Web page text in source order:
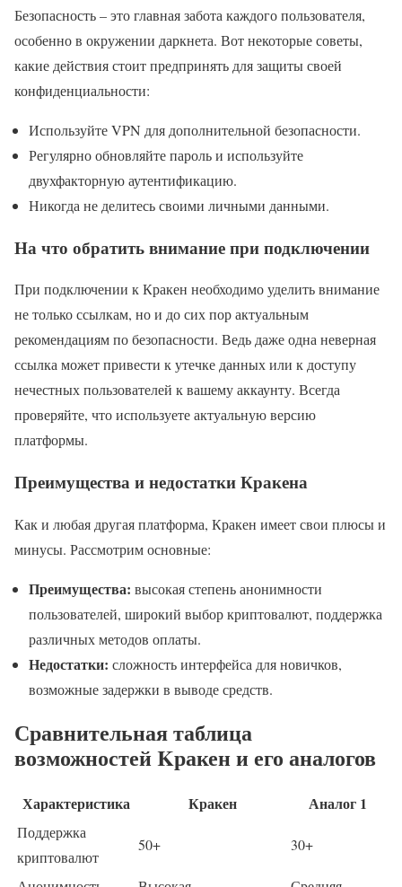
Безопасность – это главная забота каждого пользователя,
особенно в окружении даркнета. Вот некоторые советы,
какие действия стоит предпринять для защиты своей
конфиденциальности:
Используйте VPN для дополнительной безопасности.
Регулярно обновляйте пароль и используйте
двухфакторную аутентификацию.
Никогда не делитесь своими личными данными.
На что обратить внимание при подключении
При подключении к Кракен необходимо уделить внимание
не только ссылкам, но и до сих пор актуальным
рекомендациям по безопасности. Ведь даже одна неверная
ссылка может привести к утечке данных или к доступу
нечестных пользователей к вашему аккаунту. Всегда
проверяйте, что используете актуальную версию
платформы.
Преимущества и недостатки Кракена
Как и любая другая платформа, Кракен имеет свои плюсы и
минусы. Рассмотрим основные:
Преимущества: высокая степень анонимности
пользователей, широкий выбор криптовалют, поддержка
различных методов оплаты.
Недостатки: сложность интерфейса для новичков,
возможные задержки в выводе средств.
Сравнительная таблица
возможностей Kракен и его аналогов
Характеристика Кракен Аналог 1
Поддержка
криптовалют
50+ 30+